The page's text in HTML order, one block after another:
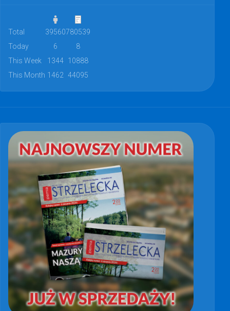
Total 39560780539
Today
6
8
This Week
1344 10888
This Month 1462 44095